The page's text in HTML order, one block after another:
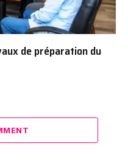
de préparation du